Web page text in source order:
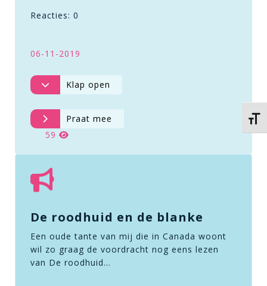
Reacties: 0
06-11-2019
Klap open
Praat mee
59
De roodhuid en de blanke
Een oude tante van mij die in Canada woont
wil zo graag de voordracht nog eens lezen
van De roodhuid…